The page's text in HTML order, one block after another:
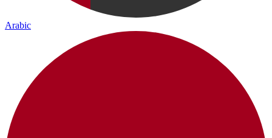
Arabic